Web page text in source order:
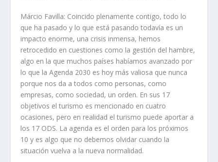
Márcio Favilla: Coincido plenamente contigo, todo lo
que ha pasado y lo que está pasando todavía es un
impacto enorme, una crisis inmensa, hemos
retrocedido en cuestiones como la gestión del hambre,
algo en la que muchos países habíamos avanzado por
lo que la Agenda 2030 es hoy más valiosa que nunca
porque nos da a todos como personas, como
empresas, como sociedad, un orden. En sus 17
objetivos el turismo es mencionado en cuatro
ocasiones, pero en realidad el turismo puede aportar a
los 17 ODS. La agenda es el orden para los próximos
10 y es algo que no debemos olvidar cuando la
situación vuelva a la nueva normalidad.